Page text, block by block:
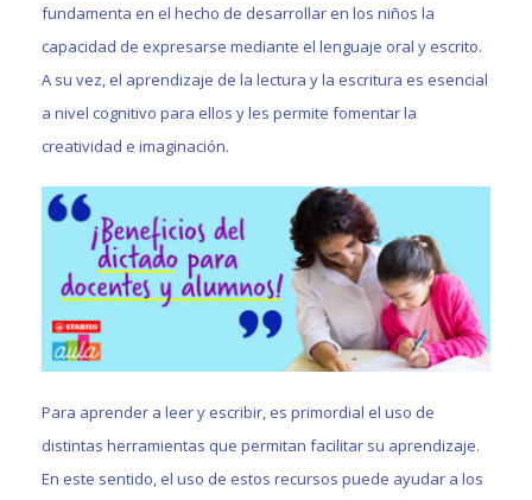
fundamenta en el hecho de desarrollar en los niños la
capacidad de expresarse mediante el lenguaje oral y escrito.
A su vez, el aprendizaje de la lectura y la escritura es esencial
a nivel cognitivo para ellos y les permite fomentar la
creatividad e imaginación.
Para aprender a leer y escribir, es primordial el uso de
distintas herramientas que permitan facilitar su aprendizaje.
En este sentido, el uso de estos recursos puede ayudar a los